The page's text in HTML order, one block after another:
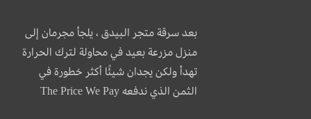
بعد سرقة متجر البيدق ، يلجأ مجرمان إلى
منزل مزرعة بعيد في محاولة لترك الحرارة
تهدأ ولكن يجدان شيئًا أكثر خطورة في
الثمن الذي ندفعه The Price We Pay